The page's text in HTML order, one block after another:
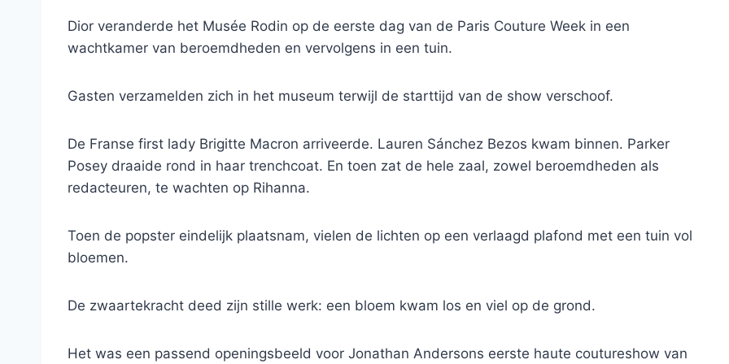
Dior veranderde het Musée Rodin op de eerste dag van de Paris Couture Week in een
wachtkamer van beroemdheden en vervolgens in een tuin.
Gasten verzamelden zich in het museum terwijl de starttijd van de show verschoof.
De Franse first lady Brigitte Macron arriveerde. Lauren Sánchez Bezos kwam binnen. Parker
Posey draaide rond in haar trenchcoat. En toen zat de hele zaal, zowel beroemdheden als
redacteuren, te wachten op Rihanna.
Toen de popster eindelijk plaatsnam, vielen de lichten op een verlaagd plafond met een tuin vol
bloemen.
De zwaartekracht deed zijn stille werk: een bloem kwam los en viel op de grond.
Het was een passend openingsbeeld voor Jonathan Andersons eerste haute coutureshow van